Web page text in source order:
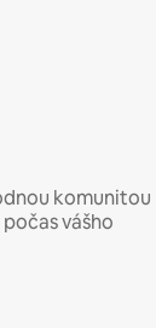
komunitou
vášho